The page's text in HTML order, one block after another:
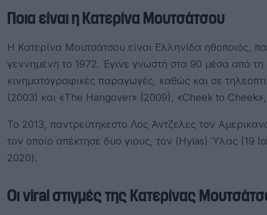
Ποια είναι η Κατερίνα Μουτσάτσου
Η Κατερίνα Μουτσάτσου είναι Ελληνίδα ηθοποιός,
γεννημένη το 1972. Έγινε γνωστή στα 90 μέσα από τη
κινηματογραφικές παραγωγές, καθώς και σε
(2003) και «The Hangover» (2009), «Cheek to
Το 2013, παντρεύτηκεστο Λος Άντζελες τον
τον οποίο απέκτησε δυο γιους, τον (Hylas) Ύλας (19
2020).
Οι viral στιγμές της Κατερίνας